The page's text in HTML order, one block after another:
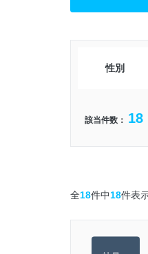
性別
該当件数： 18
全18件中18件表